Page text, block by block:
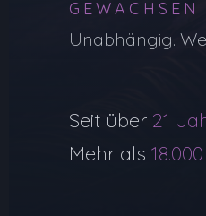
GEWACHSEN
Unabhängig.
Seit über 21
Mehr als